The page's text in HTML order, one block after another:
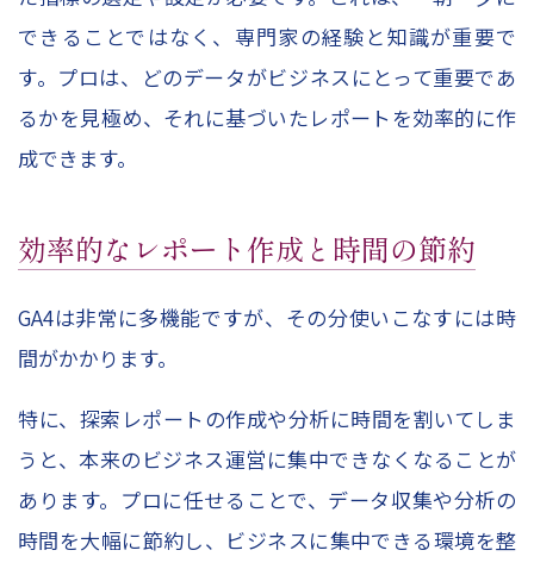
できることではなく、専門家の経験と知識が重要で
す。プロは、どのデータがビジネスにとって重要であ
るかを見極め、それに基づいたレポートを効率的に作
成できます。
効率的なレポート作成と時間の節約
GA4は非常に多機能ですが、その分使いこなすには時
間がかかります。
特に、探索レポートの作成や分析に時間を割いてしま
うと、本来のビジネス運営に集中できなくなることが
あります。プロに任せることで、データ収集や分析の
時間を大幅に節約し、ビジネスに集中できる環境を整